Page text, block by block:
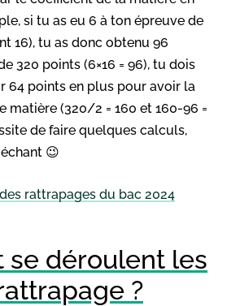
si tu as eu 6 à ton épreuve de
16), tu as donc obtenu 96
320 points (6×16 = 96), tu dois
64 points en plus pour avoir la
matière (320/2 = 160 et 160-96 =
de faire quelques calculs,
😉
rattrapages du bac 2024
se déroulent les
?